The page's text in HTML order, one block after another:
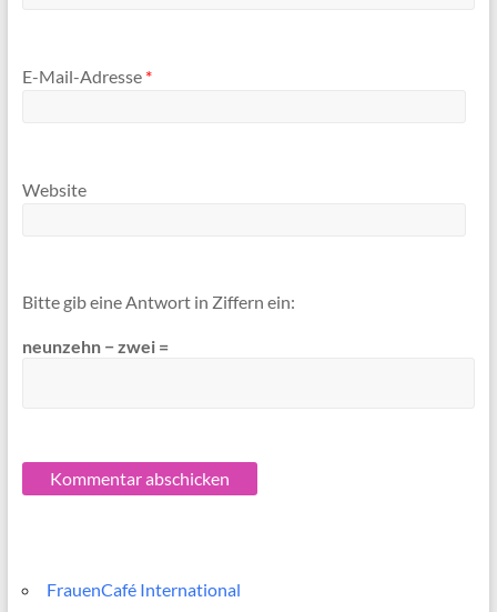
E-Mail-Adresse *
Website
Bitte gib eine Antwort in Ziffern ein:
neunzehn − zwei =
FrauenCafé International